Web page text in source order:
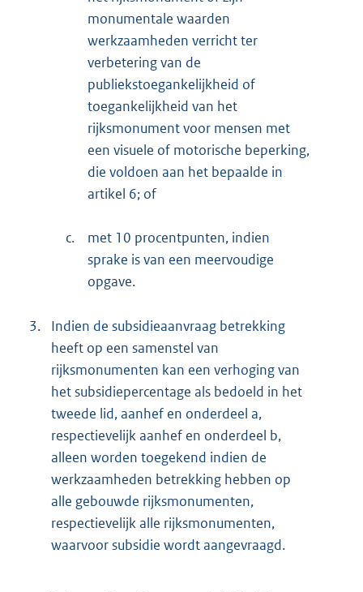
monumentale waarden
werkzaamheden verricht ter
verbetering van de
publiekstoegankelijkheid of
toegankelijkheid van het
rijksmonument voor mensen met
een visuele of motorische beperking,
die voldoen aan het bepaalde in
artikel 6; of
c.
met 10 procentpunten, indien
sprake is van een meervoudige
opgave.
3.
Indien de subsidieaanvraag betrekking
heeft op een samenstel van
rijksmonumenten kan een verhoging van
het subsidiepercentage als bedoeld in het
tweede lid, aanhef en onderdeel a,
respectievelijk aanhef en onderdeel b,
alleen worden toegekend indien de
werkzaamheden betrekking hebben op
alle gebouwde rijksmonumenten,
respectievelijk alle rijksmonumenten,
waarvoor subsidie wordt aangevraagd.